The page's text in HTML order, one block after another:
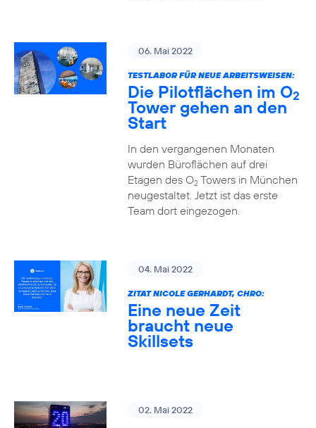
06. Mai 2022
TESTLABOR FÜR NEUE ARBEITSWEISEN:
Die Pilotflächen im O2
Tower gehen an den
Start
In den vergangenen Monaten
wurden Büroflächen auf drei
Etagen des O2Towers in München
neugestaltet. Jetzt ist das erste
Team dort eingezogen.
04. Mai 2022
ZITAT NICOLE GERHARDT, CHRO:
Eine neue Zeit
braucht neue
Skillsets
02. Mai 2022